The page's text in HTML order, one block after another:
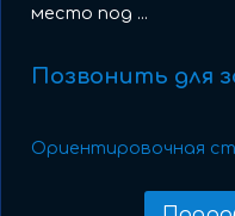
место под ...
Позвонить для
Ориентировочная